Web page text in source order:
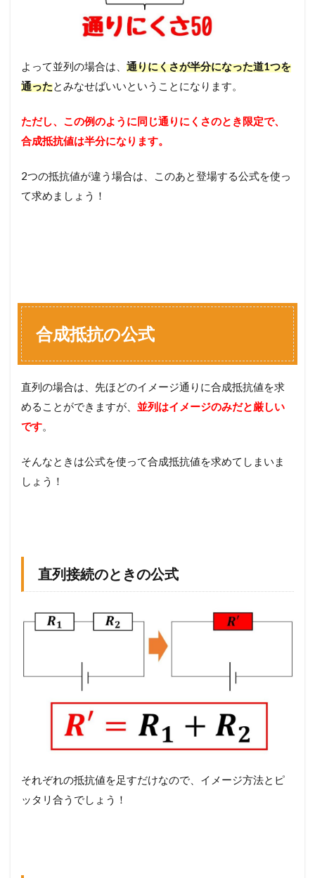
よって並列の場合は、 通りにくさが半分になった道1つを
通ったとみなせばいいということになります。
ただし、この例のように同じ通りにくさのとき限定で、
合成抵抗値は半分になります。
2つの抵抗値が違う場合は、このあと登場する公式を使っ
て求めましょう！
合成抵抗の公式
直列の場合は、先ほどのイメージ通りに合成抵抗値を求
めることができますが、 並列はイメージのみだと厳しい
です。
そんなときは公式を使って合成抵抗値を求めてしまいま
しょう！
直列接続のときの公式
それぞれの抵抗値を足すだけなので、イメージ方法とピ
ッタリ合うでしょう！